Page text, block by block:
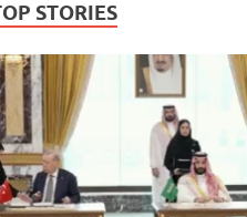
STORIES